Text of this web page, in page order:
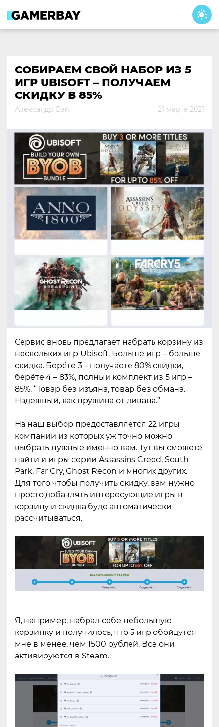
content
СОБИРАЕМ СВОЙ НАБОР ИЗ 5
ИГР UBISOFT – ПОЛУЧАЕМ
СКИДКУ В 85%
Александр Бэй 21 марта 2021
Сервис вновь предлагает набрать корзину из
нескольких игр Ubisoft. Больше игр – больше
скидка. Берёте 3 – получаете 80% скидки,
берёте 4 – 83%, полный комплект из 5 игр –
85%. “Товар без изъяна, товар без обмана.
Надёжный, как пружина от дивана.”
На наш выбор предоставляется 22 игры
компании из которых уж точно можно
выбрать нужные именно вам. Тут вы сможете
найти и игры серии Assassins Creed, South
Park, Far Cry, Ghost Recon и многих других.
Для того чтобы получить скидку, вам нужно
просто добавлять интересующие игры в
корзину и скидка буде автоматически
рассчитываться.
Я, например, набрал себе небольшую
корзинку и получилось, что 5 игр обойдутся
мне в менее, чем 1500 рублей. Все они
активируются в Steam.